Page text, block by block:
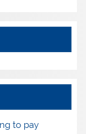
to pay